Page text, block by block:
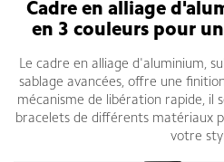
Cadre en alliage
en 3 couleurs pour
Le cadre en alliage d'aluminium,
sablage avancées, offre une
mécanisme de libération rapide, il
bracelets de différents matériaux
votre